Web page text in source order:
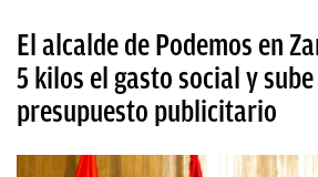
El alcalde de Podemos en
5 kilos el gasto social y sube
presupuesto publicitario